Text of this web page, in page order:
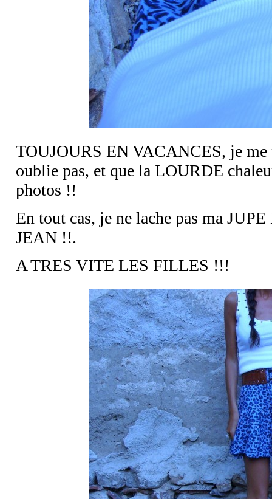
TOUJOURS EN VACANCES, je me
oublie pas, et que la LOURDE
photos !!
En tout cas, je ne lache pas ma
JEAN !!.
A TRES VITE LES FILLES !!!